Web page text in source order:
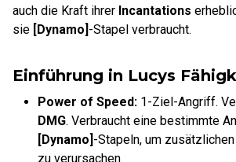
auch die Kraft ihrer Incantations
sie [Dynamo] -Stapel verbraucht.
Einführung in Lucys
Power of Speed: 1-Ziel-Angriff.
DMG. Verbraucht eine bestimmte
[Dynamo] -Stapeln, um
zu verursachen.